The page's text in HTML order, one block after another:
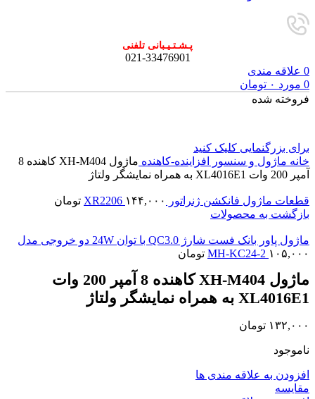
پـشـتـیـبانی تلفنی
021-33476901
0 علاقه مندی
0 مورد ۰ تومان
فروخته شده
برای بزرگنمایی کلیک کنید
خانه ماژول و سنسور افزاینده-کاهنده
ماژول XH-M404 کاهنده 8
آمپر 200 وات XL4016E1 به همراه نمایشگر ولتاژ
قطعات ماژول فانکشن ژنراتور XR2206 ۱۴۴,۰۰۰
تومان
بازگشت به محصولات
ماژول پاور بانک فست شارژ QC3.0 با توان 24W دو خروجی مدل
MH-KC24-2 ۱۰۵,۰۰۰ تومان
ماژول XH-M404 کاهنده 8 آمپر 200 وات
XL4016E1 به همراه نمایشگر ولتاژ
۱۳۲,۰۰۰ تومان
ناموجود
افزودن به علاقه مندی ها
مقايسه